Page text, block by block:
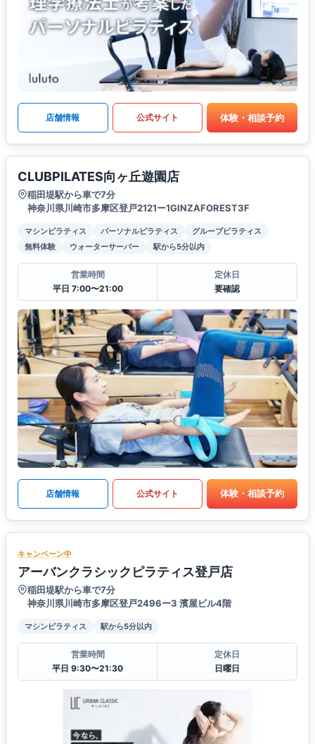
店舗情報 公式サイト 体験・相談予約
CLUBPILATES向ヶ丘遊園店
稲田堤駅から車で7分
神奈川県川崎市多摩区登戸2121ー1GINZAFOREST3F
マシンピラティス パーソナルピラティス
グループピラティス
無料体験
ウォーターサーバー 駅から5分以内
営業時間
平日 7:00〜21:00
定休日
要確認
店舗情報 公式サイト 体験・相談予約
キャンペーン中
アーバンクラシックピラティス登戸店
稲田堤駅から車で7分
神奈川県川崎市多摩区登戸2496ー3 濱屋ビル4階
マシンピラティス 駅から5分以内
営業時間
平日 9:30〜21:30
定休日
日曜日